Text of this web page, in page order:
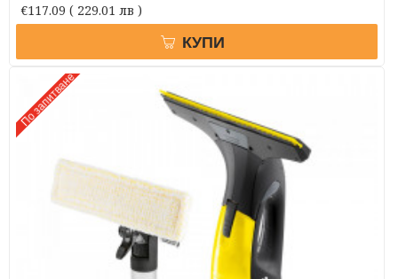
€117.09 ( 229.01 лв )
КУПИ
По запитване